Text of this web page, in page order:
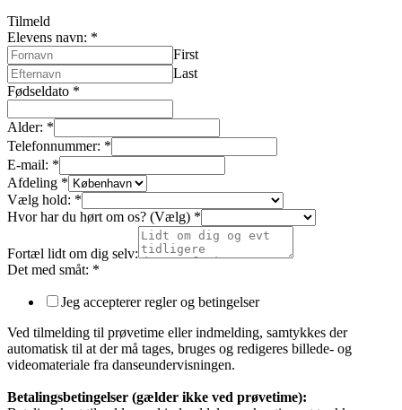
Tilmeld
Elevens navn: *
First
Last
Fødseldato *
Alder: *
Telefonnummer: *
E-mail: *
Afdeling *
Vælg hold: *
Hvor har du hørt om os? (Vælg) *
Fortæl lidt om dig selv:
Det med småt: *
Jeg accepterer regler og betingelser
Ved tilmelding til prøvetime eller indmelding, samtykkes der
automatisk til at der må tages, bruges og redigeres billede- og
videomateriale fra danseundervisningen.
Betalingsbetingelser (gælder ikke ved prøvetime):